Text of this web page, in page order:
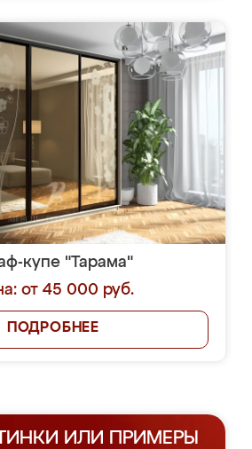
купе "Тарама"
от 45 000 руб.
ПОДРОБНЕЕ
ИЛИ ПРИМЕРЫ